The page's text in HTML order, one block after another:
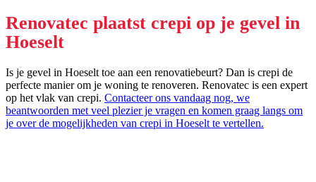
Renovatec plaatst crepi op je gevel in
Hoeselt
Is je gevel in Hoeselt toe aan een renovatiebeurt? Dan is crepi de
perfecte manier om je woning te renoveren. Renovatec is een expert
op het vlak van crepi. Contacteer ons vandaag nog, we
beantwoorden met veel plezier je vragen en komen graag langs om
je over de mogelijkheden van crepi in Hoeselt te vertellen.